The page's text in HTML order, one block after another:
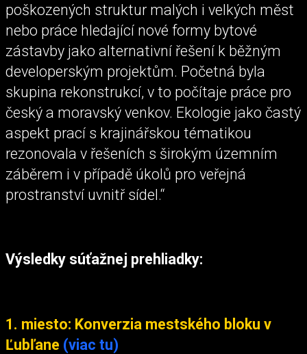
poškozených struktur malých i velkých měst
nebo práce hledající nové formy bytové
zástavby jako alternativní řešení k běžným
developerským projektům. Početná byla
skupina rekonstrukcí, v to počítaje práce pro
český a moravský venkov. Ekologie jako častý
aspekt prací s krajinářskou tématikou
rezonovala v řešeních s širokým územním
záběrem i v případě úkolů pro veřejná
prostranství uvnitř sídel.“
Výsledky súťažnej prehliadky:
1. miesto: Konverzia mestského bloku v
Ľubľane (viac tu)